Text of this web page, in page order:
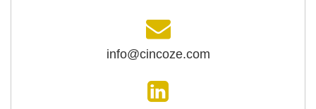
info@cincoze.com